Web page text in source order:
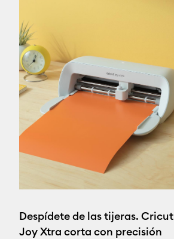
Despídete de las tijeras. Cricut
Joy Xtra corta con precisión